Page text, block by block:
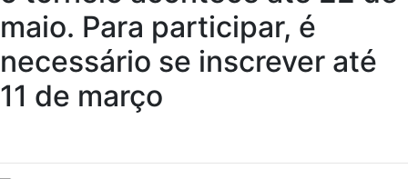
maio. Para participar, é
necessário se inscrever até
11 de março